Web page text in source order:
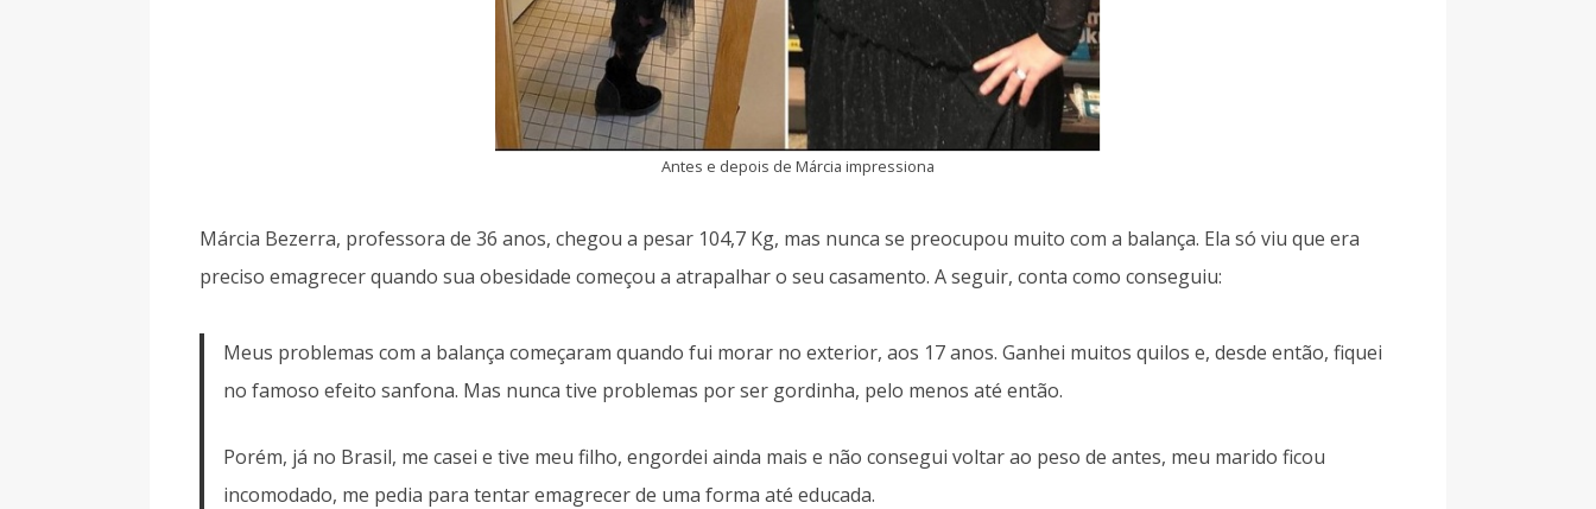
Antes e depois de Márcia impressiona
Márcia Bezerra, professora de 36 anos, chegou a pesar 104,7 Kg, mas nunca se preocupou muito com a balança. Ela só viu que era
preciso emagrecer quando sua obesidade começou a atrapalhar o seu casamento. A seguir, conta como conseguiu:
Meus problemas com a balança começaram quando fui morar no exterior, aos 17 anos. Ganhei muitos quilos e, desde então, fiquei
no famoso efeito sanfona. Mas nunca tive problemas por ser gordinha, pelo menos até então.
Porém, já no Brasil, me casei e tive meu filho, engordei ainda mais e não consegui voltar ao peso de antes, meu marido ficou
incomodado, me pedia para tentar emagrecer de uma forma até educada.